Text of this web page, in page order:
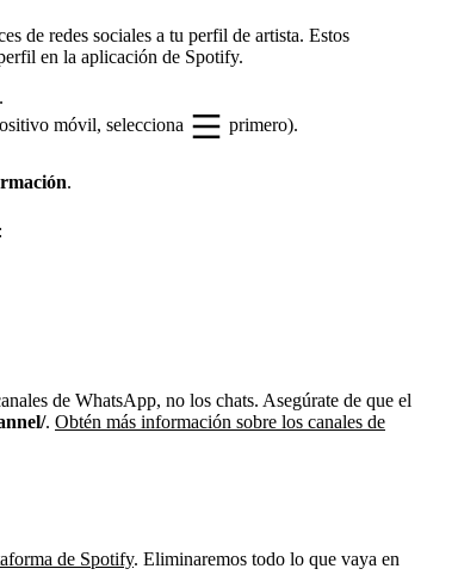
de redes sociales a tu perfil de artista. Estos
en la aplicación de Spotify.
.
móvil, selecciona
primero).
.
de WhatsApp, no los chats. Asegúrate de que el
. Obtén más información sobre los canales de
de Spotify. Eliminaremos todo lo que vaya en